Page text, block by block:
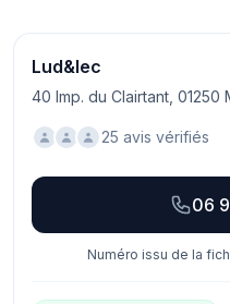
Lud&lec
40 Imp. du Clairtant, 01250
25 avis vérifiés
06
Numéro issu de la